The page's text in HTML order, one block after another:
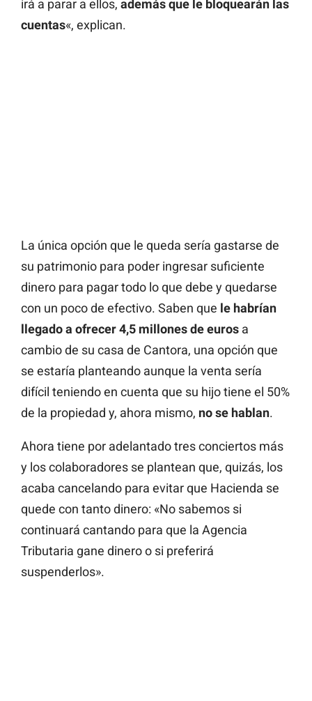
irá a parar a ellos, además que le bloquearán las
cuentas«, explican.
La única opción que le queda sería gastarse de
su patrimonio para poder ingresar suficiente
dinero para pagar todo lo que debe y quedarse
con un poco de efectivo. Saben que le habrían
llegado a ofrecer 4,5 millones de euros a
cambio de su casa de Cantora, una opción que
se estaría planteando aunque la venta sería
difícil teniendo en cuenta que su hijo tiene el 50%
de la propiedad y, ahora mismo, no se hablan.
Ahora tiene por adelantado tres conciertos más
y los colaboradores se plantean que, quizás, los
acaba cancelando para evitar que Hacienda se
quede con tanto dinero: «No sabemos si
continuará cantando para que la Agencia
Tributaria gane dinero o si preferirá
suspenderlos».